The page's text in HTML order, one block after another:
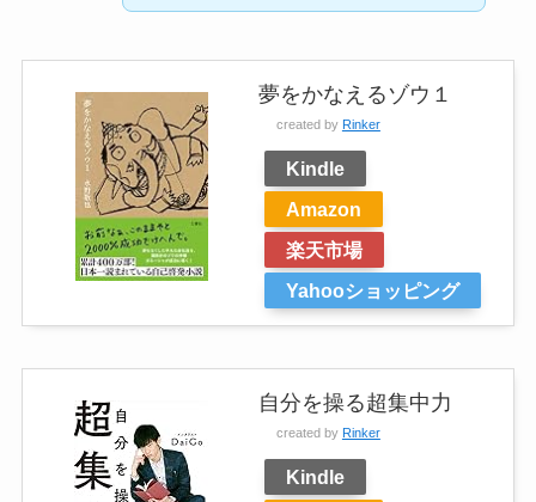
夢をかなえるゾウ１
created by Rinker
Kindle
Amazon
楽天市場
Yahooショッピング
自分を操る超集中力
created by Rinker
Kindle